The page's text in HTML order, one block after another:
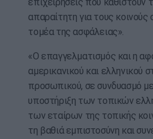
απαραίτητη για τους
τομέα της ασφάλειας».
«Ο επαγγελματισμός και η
αμερικανικού και ελληνικού
προσωπικού, σε συνδυασμό
υποστήριξη των τοπικών
των εταίρων της τοπικής
τη βαθιά εμπιστοσύνη και